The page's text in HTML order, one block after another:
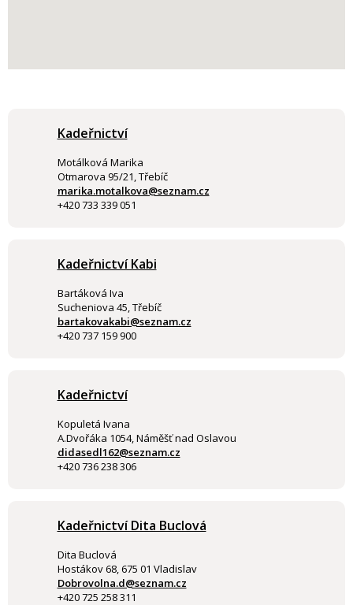
Kadeřnictví
Motálková Marika
Otmarova 95/21, Třebíč
marika.motalkova@seznam.cz
+420 733 339 051
Kadeřnictví Kabi
Bartáková Iva
Sucheniova 45, Třebíč
bartakovakabi@seznam.cz
+420 737 159 900
Kadeřnictví
Kopuletá Ivana
A.Dvořáka 1054, Náměšť nad Oslavou
didasedl162@seznam.cz
+420 736 238 306
Kadeřnictví Dita Buclová
Dita Buclová
Hostákov 68, 675 01 Vladislav
Dobrovolna.d@seznam.cz
+420 725 258 311